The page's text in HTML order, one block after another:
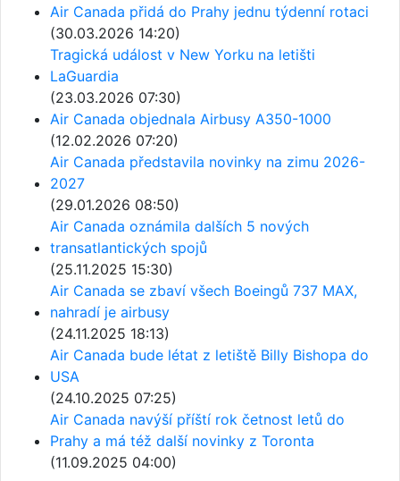
Air Canada přidá do Prahy jednu týdenní rotaci
(30.03.2026 14:20)
Tragická událost v New Yorku na letišti
LaGuardia
(23.03.2026 07:30)
Air Canada objednala Airbusy A350-1000
(12.02.2026 07:20)
Air Canada představila novinky na zimu 2026-
2027
(29.01.2026 08:50)
Air Canada oznámila dalších 5 nových
transatlantických spojů
(25.11.2025 15:30)
Air Canada se zbaví všech Boeingů 737 MAX,
nahradí je airbusy
(24.11.2025 18:13)
Air Canada bude létat z letiště Billy Bishopa do
USA
(24.10.2025 07:25)
Air Canada navýší příští rok četnost letů do
Prahy a má též další novinky z Toronta
(11.09.2025 04:00)